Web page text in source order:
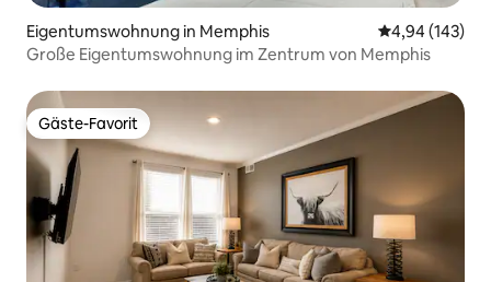
Eigentumswohnung in Memphis
4,94 (143)
Große Eigentumswohnung im Zentrum von Memphis
Gäste-Favorit
Gäste-Favorit